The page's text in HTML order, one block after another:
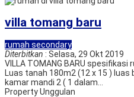
villa tomang baru
rumah secondary
Diterbitkan : Selasa, 29 Okt 2019
VILLA TOMANG BARU
Luas tanah 180m2 (12 x 15 )
kamar mandi 2 ( 1 dalam...
Property Unggulan